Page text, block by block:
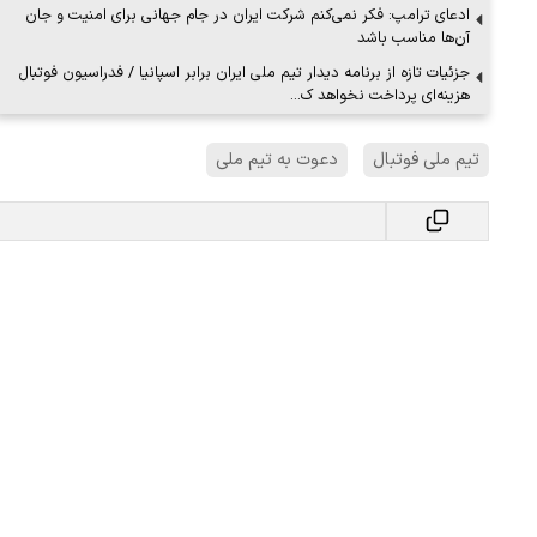
ادعای ترامپ: فکر نمی‌کنم شرکت ایران در جام جهانی برای امنیت و جان
آن‌ها مناسب باشد
جزئیات تازه از برنامه دیدار تیم ملی ایران برابر اسپانیا / فدراسیون فوتبال
هزینه‌ای پرداخت نخواهد ک…
تیم ملی فوتبال دعوت به تیم ملی ببینید| ویدئویی جدید از لحظه زلزله ۷.۱ ریشتری
ببینید| روایت رئیس جمهور از لحظه
رهبری